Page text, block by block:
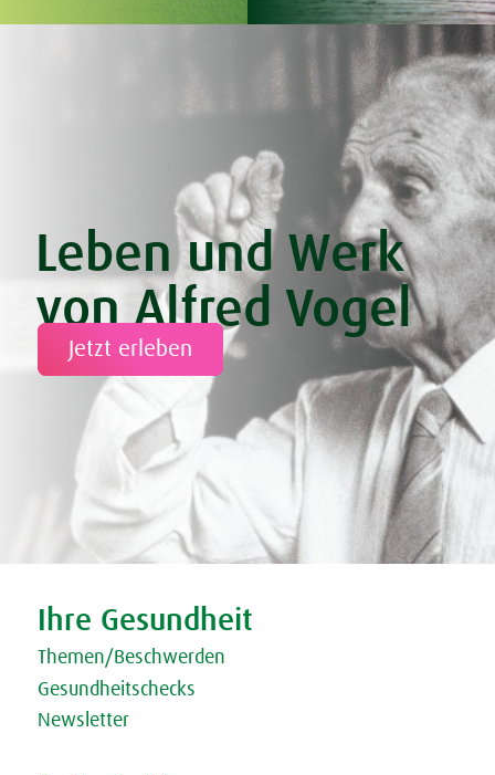
Leben und Werk
von Alfred Vogel
Jetzt erleben
Ihre Gesundheit
Themen/Beschwerden
Gesundheitschecks
Newsletter